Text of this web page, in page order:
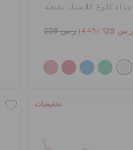
حذاء كلوغ كلاسيك بفتحة
ر.س 129 (44%) ر.س 229
تخفيضات